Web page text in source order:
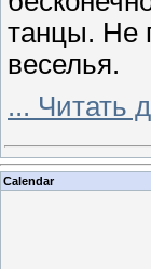
танцы. Не
веселья.
... Читать
Calendar